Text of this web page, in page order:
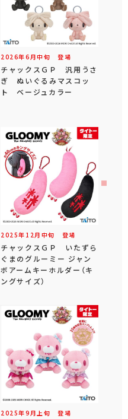
2026年6 月中旬 登場
チャックスＧＰ 汎用うさ
ぎ ぬいぐるみマスコッ
ト ベージュカラー
2025年 12 月 中旬 登場
チャックスＧＰ いたずら
ぐまのグルーミー ジャン
ボアームキーホルダー（キ
ングサイズ）
2025年9 月 上旬 登場